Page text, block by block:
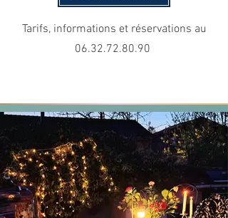
Tarifs, informations et réservations au
06.32.72.80.90